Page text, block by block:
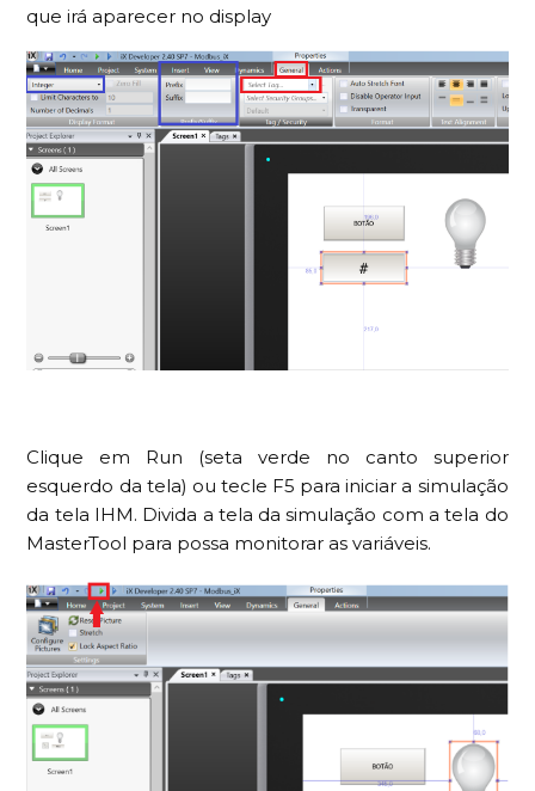
que irá aparecer no display
Clique em Run (seta verde no canto superior
esquerdo da tela) ou tecle F5 para iniciar a simulação
da tela IHM. Divida a tela da simulação com a tela do
MasterTool para possa monitorar as variáveis.